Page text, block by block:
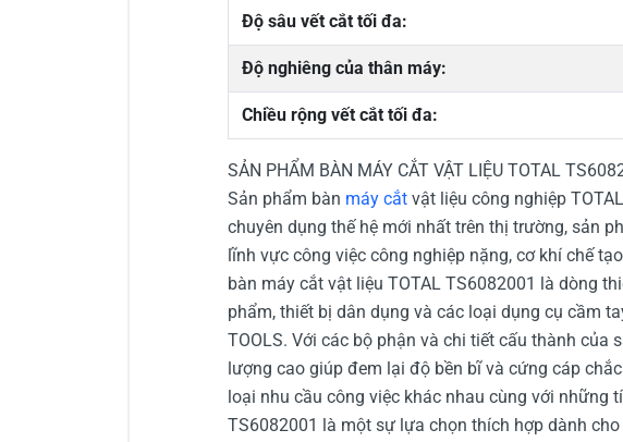
Độ sâu vết cắt tối đa:
Độ nghiêng của thân máy:
Chiều rộng vết cắt tối đa:
SẢN PHẨM BÀN MÁY CẮT VẬT LIỆU TOTAL
Sản phẩm bàn máy cắt vật liệu công nghiệp
chuyên dụng thế hệ mới nhất trên thị trường, sản
lĩnh vực công việc công nghiệp nặng, cơ khí chế
bàn máy cắt vật liệu TOTAL TS6082001 là dòng
phẩm, thiết bị dân dụng và các loại dụng cụ cầm
TOOLS. Với các bộ phận và chi tiết cấu thành
lượng cao giúp đem lại độ bền bĩ và cứng cáp
loại nhu cầu công việc khác nhau cùng với những
TS6082001 là một sự lựa chọn thích hợp dành